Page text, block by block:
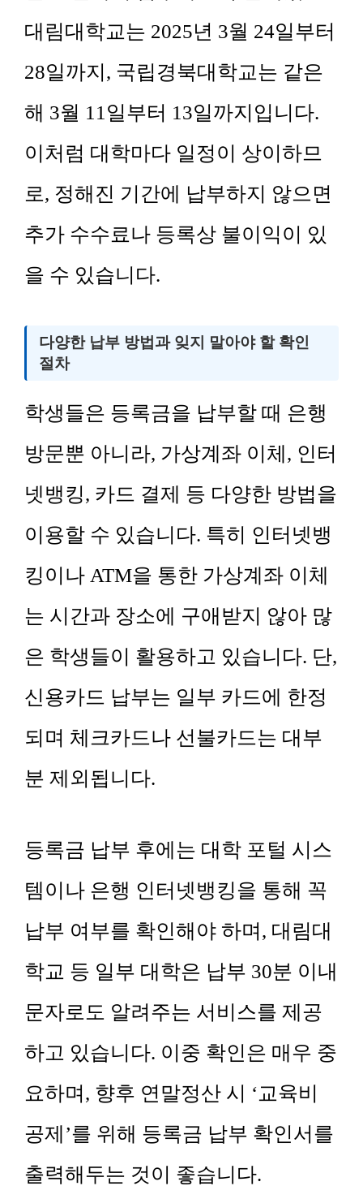
대림대학교는 2025년 3월 24일부터
28일까지, 국립경북대학교는 같은
해 3월 11일부터 13일까지입니다.
이처럼 대학마다 일정이 상이하므
로, 정해진 기간에 납부하지 않으면
추가 수수료나 등록상 불이익이 있
을 수 있습니다.
다양한 납부 방법과 잊지 말아야 할 확인
절차
학생들은 등록금을 납부할 때 은행
방문뿐 아니라, 가상계좌 이체, 인터
넷뱅킹, 카드 결제 등 다양한 방법을
이용할 수 있습니다. 특히 인터넷뱅
킹이나 ATM을 통한 가상계좌 이체
는 시간과 장소에 구애받지 않아 많
은 학생들이 활용하고 있습니다. 단,
신용카드 납부는 일부 카드에 한정
되며 체크카드나 선불카드는 대부
분 제외됩니다.
등록금 납부 후에는 대학 포털 시스
템이나 은행 인터넷뱅킹을 통해 꼭
납부 여부를 확인해야 하며, 대림대
학교 등 일부 대학은 납부 30분 이내
문자로도 알려주는 서비스를 제공
하고 있습니다. 이중 확인은 매우 중
요하며, 향후 연말정산 시 ‘교육비
공제’를 위해 등록금 납부 확인서를
출력해두는 것이 좋습니다.